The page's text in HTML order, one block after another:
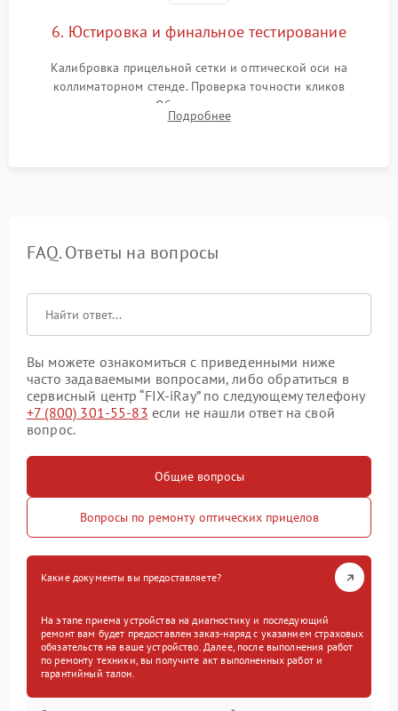
6. Юстировка и финальное тестирование
Калибровка прицельной сетки и оптической оси на
коллиматорном стенде. Проверка точности кликов
механизма поправок. Обязательное испытание прицела на
ударном стенде для проверки устойчивости к отдаче и
Подробнее
FAQ. Ответы на вопросы
Вы можете ознакомиться с приведенными ниже
часто задаваемыми вопросами, либо обратиться в
сервисный центр “FIX-iRay” по следующему телефону
+7 (800) 301-55-83 если не нашли ответ на свой
вопрос.
Общие вопросы
Вопросы по ремонту оптических прицелов
Какие документы вы предоставляете?
На этапе приема устройства на диагностику и последующий
ремонт вам будет предоставлен заказ-наряд с указанием страховых
обязательств на ваше устройство. Далее, после выполнения работ
по ремонту техники, вы получите акт выполненных работ и
гарантийный талон.